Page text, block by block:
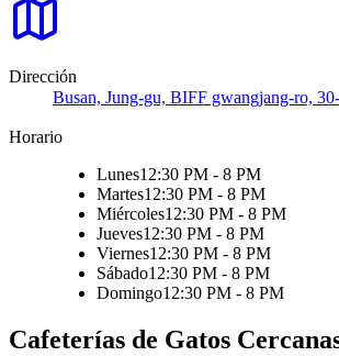
Dirección
Busan, Jung-gu, BIFF gwangjang-ro,
Horario
Lunes12:30 PM - 8 PM
Martes12:30 PM - 8 PM
Miércoles12:30 PM - 8 PM
Jueves12:30 PM - 8 PM
Viernes12:30 PM - 8 PM
Sábado12:30 PM - 8 PM
Domingo12:30 PM - 8 PM
Cafeterías de Gatos